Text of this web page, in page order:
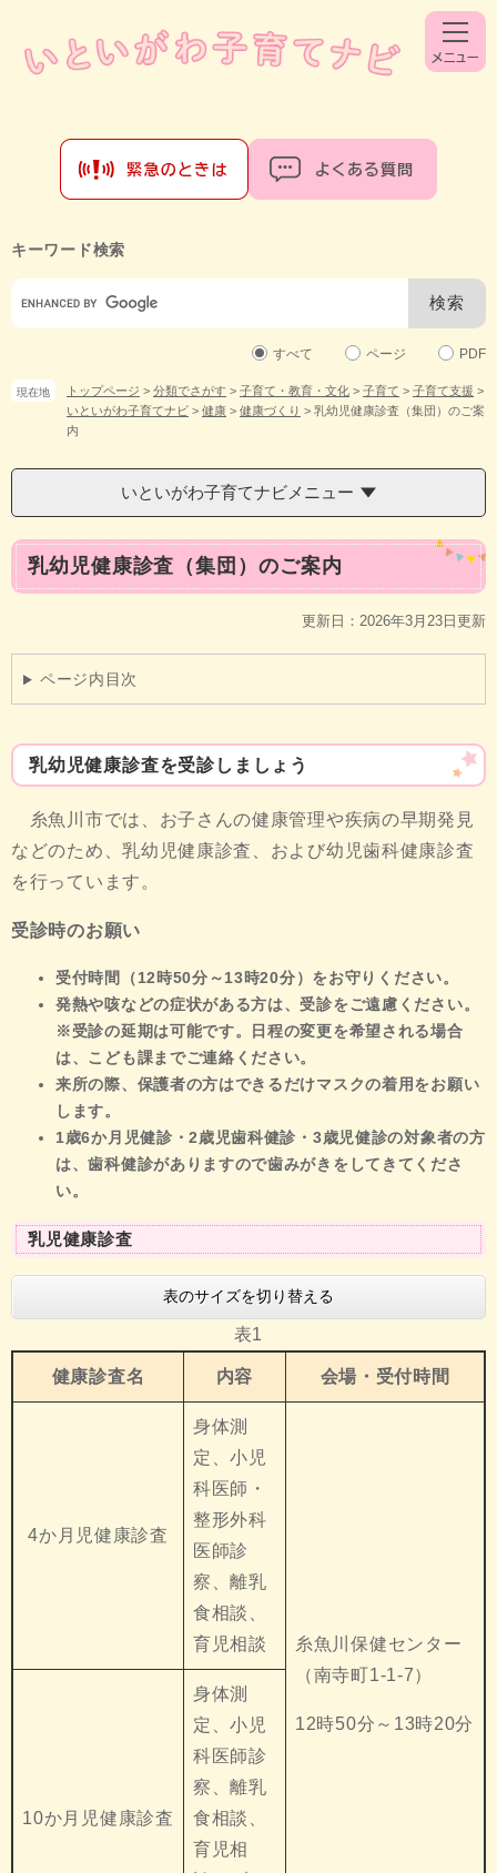
文キーワード検索
Google
カ
ス
検
すべて ページ PDF
現在地 トップページ > 分類でさがす > 子育て・教育・文化 > 子育て > 子育て支援 >
いといがわ子育てナビ > 健康 > 健康づくり > 乳幼児健康診査（集団）のご案
内
いといがわ子育てナビメニュー
本
文 乳幼児健康診査（集団）のご案内
更新日：2026年3月23日更新
ページ内目次
乳幼児健康診査を受診しましょう
糸魚川市では、お子さんの健康管理や疾病の早期発見
などのため、乳幼児健康診査、および幼児歯科健康診査
を行っています。
受診時のお願い
受付時間（12時50分～13時20分）をお守りください。
発熱や咳などの症状がある方は、受診をご遠慮ください。
※受診の延期は可能です。日程の変更を希望される場合
は、こども課までご連絡ください。
来所の際、保護者の方はできるだけマスクの着用をお願い
します。
1歳6か月児健診・2歳児歯科健診・3歳児健診の対象者の方
は、歯科健診がありますので歯みがきをしてきてくださ
い。
乳児健康診査
表のサイズを切り替える
表1
健康診査名 内容 会場・受付時間
4か月児健康診査
身体測
定、小児
科医師・
整形外科
医師診
察、離乳
食相談、
育児相談
糸魚川保健センター
（南寺町1-1-7）
12時50分～13時20分
10か月児健康診査
身体測
定、小児
科医師診
察、離乳
食相談、
育児相